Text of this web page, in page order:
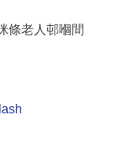
條老人邨嗰間